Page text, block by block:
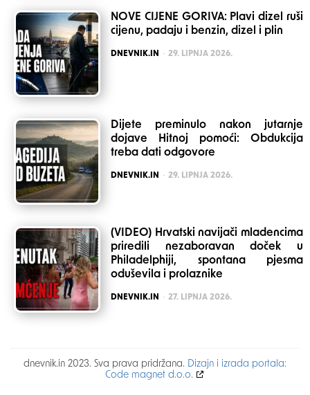
NOVE CIJENE GORIVA: Plavi dizel ruši
cijenu, padaju i benzin, dizel i plin
POSTED
DNEVNIK.IN 29. LIPNJA 2026.
Dijete preminulo nakon jutarnje
dojave Hitnoj pomoći: Obdukcija
treba dati odgovore
POSTED
DNEVNIK.IN 29. LIPNJA 2026.
(VIDEO) Hrvatski navijači mladencima
priredili nezaboravan doček u
Philadelphiji, spontana pjesma
oduševila i prolaznike
POSTED
DNEVNIK.IN 27. LIPNJA 2026.
dnevnik.in 2023. Sva prava pridržana. Dizajn i izrada portala:
Code magnet d.o.o.